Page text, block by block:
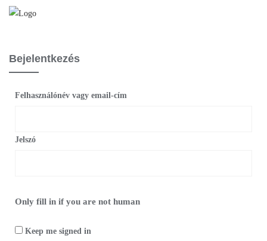
Bejelentkezés
Felhasználónév vagy email-cím
Jelszó
Only fill in if you are not human
Keep me signed in